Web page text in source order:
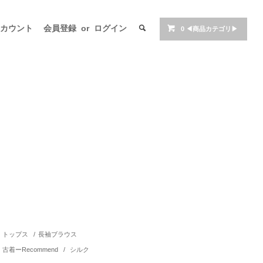
ウント 会員登録 or ログイン 0 ◀商品カテゴリ▶
トップス / 長袖ブラウス
古着ーRecommend / シルク